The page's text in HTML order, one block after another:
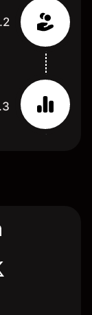
2. أودع الأموال بالشروط التي تناسبك
3. ابدأ عندما تكون مستعدًا